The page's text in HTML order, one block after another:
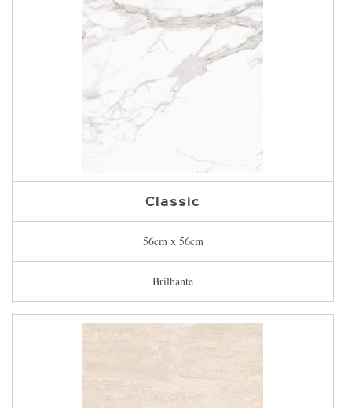
Classic
56cm x 56cm
Brilhante